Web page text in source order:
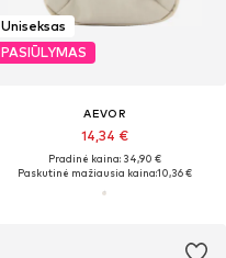
Uniseksas
PASIŪLYMAS
AEVOR
14,34 €
Pradinė kaina: 34,90 €
Paskutinė mažiausia kaina:10,36 €